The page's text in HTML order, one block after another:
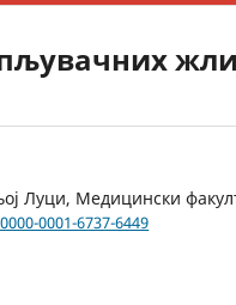
Луци, Медицински
0001-6737-6449